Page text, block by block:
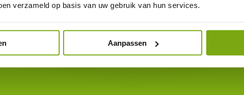
verzameld op basis van uw gebruik van hun services.
Aanpassen